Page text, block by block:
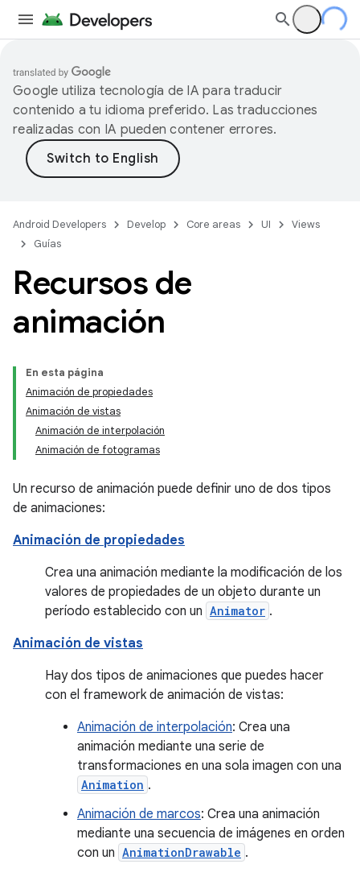
Google utiliza tecnología de IA para traducir
contenido a tu idioma preferido. Las traducciones
realizadas con IA pueden contener errores.
Android Developers Develop Core areas UI
Views
Guías
Recursos de
animación
En esta página
Animación de propiedades
Animación de vistas
Animación de interpolación
Animación de fotogramas
Un recurso de animación puede definir uno de dos tipos
de animaciones:
Animación de propiedades
Crea una animación mediante la modificación de los
valores de propiedades de un objeto durante un
período establecido con un Animator .
Animación de vistas
Hay dos tipos de animaciones que puedes hacer
con el framework de animación de vistas:
Animación de interpolación: Crea una
animación mediante una serie de
transformaciones en una sola imagen con una
Animation .
Animación de marcos: Crea una animación
mediante una secuencia de imágenes en orden
con un AnimationDrawable .